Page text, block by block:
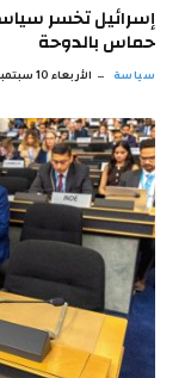
إسرائيل تخسر
حماس بالدوحة
سياسة الأربعاء 10 سبتمبر 3:57 م